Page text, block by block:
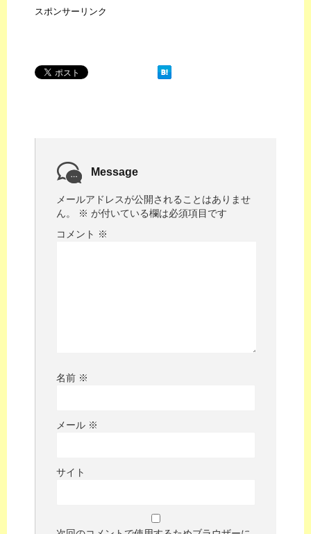
スポンサーリンク
Message
メールアドレスが公開されることはありませ
ん。
※ が付いている欄は必須項目です
コメント ※
名前 ※
メール ※
サイト